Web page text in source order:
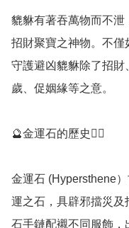
貔貅有著吞萬物而不
招財聚寶之神物。不
守護避凶貔貅除了招
歲、促姻緣等之意。
🔮金運石的歷史💁‍♀️
金運石 (Hypersthene
運之石，具辟邪擋災
石手鏈配襯不同服飾